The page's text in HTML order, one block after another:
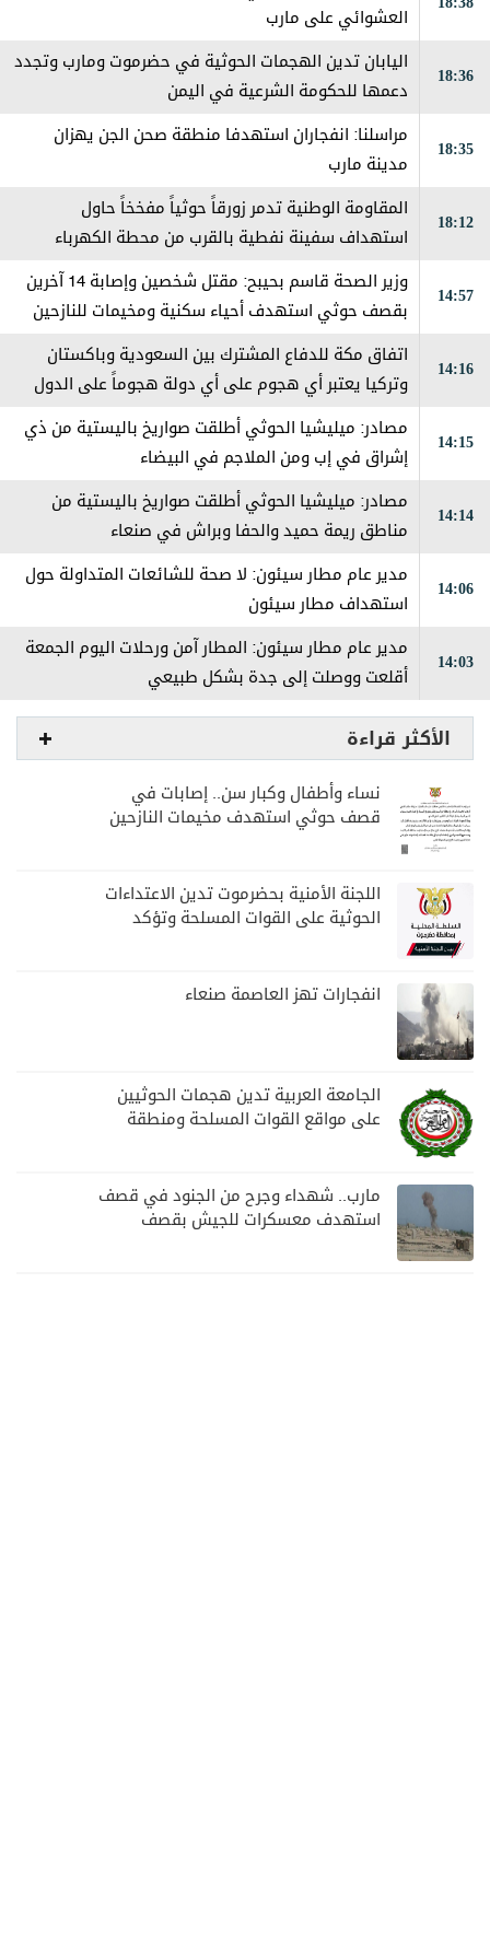
العشوائي على مارب
18:36
اليابان تدين الهجمات الحوثية في حضرموت ومارب وتجدد
دعمها للحكومة الشرعية في اليمن
18:35
مراسلنا: انفجاران استهدفا منطقة صحن الجن يهزان
مدينة مارب
18:12
المقاومة الوطنية تدمر زورقاً حوثياً مفخخاً حاول
استهداف سفينة نفطية بالقرب من محطة الكهرباء
14:57
وزير الصحة قاسم بحيبح: مقتل شخصين وإصابة 14 آخرين
بقصف حوثي استهدف أحياء سكنية ومخيمات للنازحين
14:16
اتفاق مكة للدفاع المشترك بين السعودية وباكستان
وتركيا يعتبر ‏أي هجوم على أي دولة هجوماً على الدول
14:15
مصادر: ميليشيا الحوثي أطلقت صواريخ باليستية من ذي
إشراق في إب ومن الملاجم في البيضاء
14:14
مصادر: ميليشيا الحوثي أطلقت صواريخ باليستية من
مناطق ريمة حميد والحفا وبراش في صنعاء
14:06
مدير عام مطار سيئون: لا صحة للشائعات المتداولة حول
استهداف مطار سيئون
14:03
مدير عام مطار سيئون: المطار آمن ورحلات اليوم الجمعة
أقلعت ووصلت إلى جدة بشكل طبيعي
الأكثر قراءة
نساء وأطفال وكبار سن.. إصابات في
قصف حوثي استهدف مخيمات النازحين
اللجنة الأمنية بحضرموت تدين الاعتداءات
الحوثية على القوات المسلحة وتؤكد
انفجارات تهز العاصمة صنعاء
الجامعة العربية تدين هجمات الحوثيين
على مواقع القوات المسلحة ومنطقة
مارب.. شهداء وجرح من الجنود في قصف
استهدف معسكرات للجيش بقصف